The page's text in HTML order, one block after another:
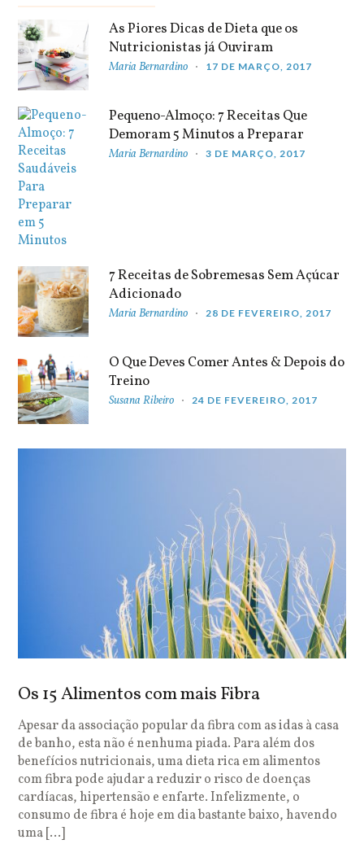
As Piores Dicas de Dieta que os
Nutricionistas já Ouviram
Maria Bernardino 17 DE MARÇO, 2017
Pequeno-Almoço: 7 Receitas Que
Demoram 5 Minutos a Preparar
Maria Bernardino 3 DE MARÇO, 2017
7 Receitas de Sobremesas Sem Açúcar
Adicionado
Maria Bernardino 28 DE FEVEREIRO, 2017
O Que Deves Comer Antes & Depois do
Treino
Susana Ribeiro 24 DE FEVEREIRO, 2017
Os 15 Alimentos com mais Fibra
Apesar da associação popular da fibra com as idas à casa
de banho, esta não é nenhuma piada. Para além dos
benefícios nutricionais, uma dieta rica em alimentos
com fibra pode ajudar a reduzir o risco de doenças
cardíacas, hipertensão e enfarte. Infelizmente, o
consumo de fibra é hoje em dia bastante baixo, havendo
uma […]